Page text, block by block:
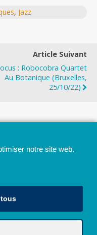
, Jazz
Article Suivant
: Robocobra Quartet
Au Botanique (Bruxelles,
25/10/22)
notre site web.